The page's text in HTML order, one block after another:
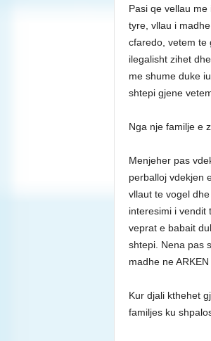
Pasi qe vellau
tyre, vllau i
cfaredo, vetem te
ilegalisht zihet
me shume duke
shtepi gjene
Nga nje familje e
Menjeher pas
perballoj vdekjen
vllaut te vogel
interesimi i vendit
veprat e babait
shtepi. Nena pas
madhe ne
Kur djali kthehet
familjes ku